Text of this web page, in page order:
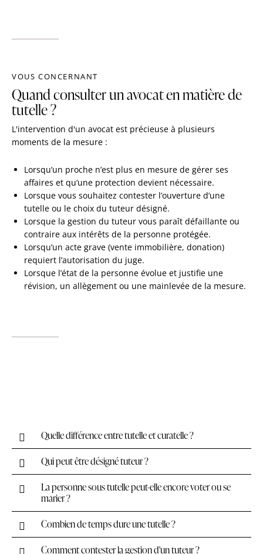
VOUS CONCERNANT
Quand consulter un avocat en matière de
tutelle ?
L'intervention d'un avocat est précieuse à plusieurs
moments de la mesure :
Lorsqu’un proche n’est plus en mesure de gérer ses
affaires et qu’une protection devient nécessaire.
Lorsque vous souhaitez contester l’ouverture d’une
tutelle ou le choix du tuteur désigné.
Lorsque la gestion du tuteur vous paraît défaillante ou
contraire aux intérêts de la personne protégée.
Lorsqu’un acte grave (vente immobilière, donation)
requiert l’autorisation du juge.
Lorsque l’état de la personne évolue et justifie une
révision, un allègement ou une mainlevée de la mesure.
Quelle différence entre tutelle et curatelle ?
Qui peut être désigné tuteur ?
La personne sous tutelle peut-elle encore voter ou se
marier ?
Combien de temps dure une tutelle ?
Comment contester la gestion d'un tuteur ?